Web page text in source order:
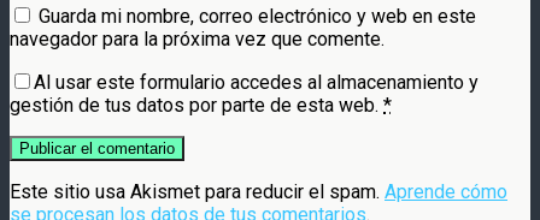
Guarda mi nombre, correo electrónico y web en este
navegador para la próxima vez que comente.
Al usar este formulario accedes al almacenamiento y
gestión de tus datos por parte de esta web. *
Este sitio usa Akismet para reducir el spam. Aprende cómo
se procesan los datos de tus comentarios.